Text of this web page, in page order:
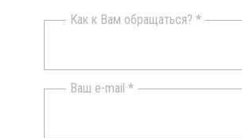
Как к Вам обращаться? *
Ваш e-mail *